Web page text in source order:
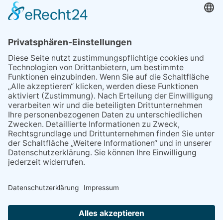
Sperrung B455: Kleiner
Grenzverkehr statt weite Wege
21.04.2026
Wenn Bahn-Computer nicht
miteinander kommunizieren
11.03.2026
"Plakatverbot für überregionale
Demos"
04.02.2026
Gelbe Tonne – Ein kleiner Blick
über den Tellerand
04.02.2026
Plastikersparnis durch Nutzung
NACH OBEN